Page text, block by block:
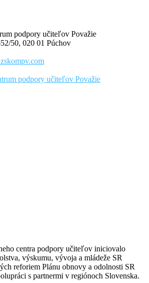
podpory učiteľov Považie
50, 020 01 Púchov
podpory učiteľov Považie
centra podpory učiteľov iniciovalo
výskumu, vývoja a mládeže SR
reforiem Plánu obnovy a odolnosti SR
s partnermi v regiónoch Slovenska.